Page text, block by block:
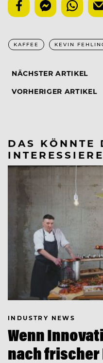
KAFFEE KEVIN
NÄCHSTER ARTIKEL
VORHERIGER ARTIKEL
DAS KÖNNTE
INDUSTRY NEWS
Wenn
nach